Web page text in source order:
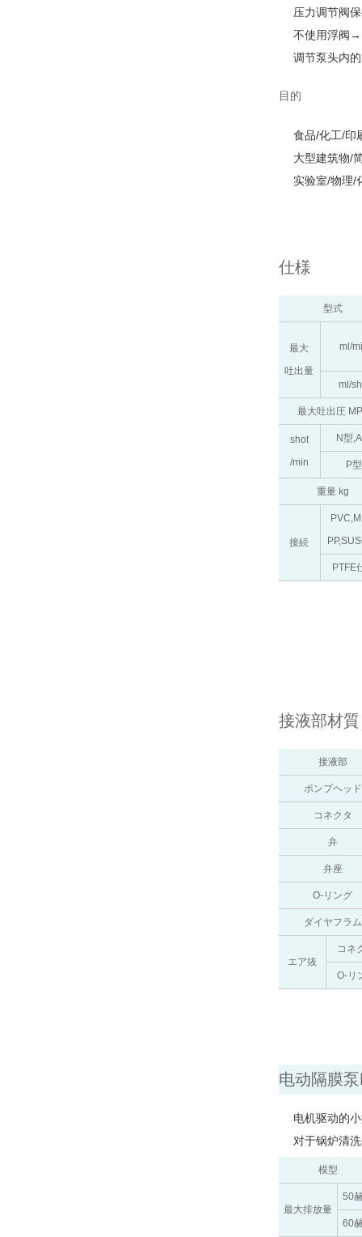
压力调节阀
不使用浮阀→
调节泵头内
目的
食品/化工/印
大型建筑物/
实验室/物理/
仕様
型式
最大
吐出量
ml/
ml/
最大吐出圧
shot
/min
N型
P型
重量 kg
接続
PP,SUS
PTFE
接液部材質
接液部
ポンプヘッド
コネクタ
弁
弁座
O-リング
ダイヤフラム
エア抜
コネ
O-リ
电动隔膜
电机驱动的
对于锅炉清
模型
最大排放量
50
60